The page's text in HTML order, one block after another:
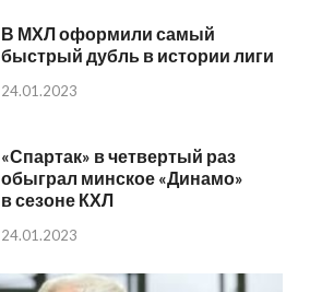
В МХЛ оформили самый
быстрый дубль в истории лиги
24.01.2023
«Спартак» в четвертый раз
обыграл минское «Динамо»
в сезоне КХЛ
24.01.2023